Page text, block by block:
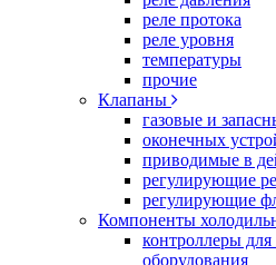
реле протока
реле уровня
температуры
прочие
Клапаны
газовые и
оконечных
приводимые в
регулирующие
регулирующие
Компоненты
контроллеры
оборудования